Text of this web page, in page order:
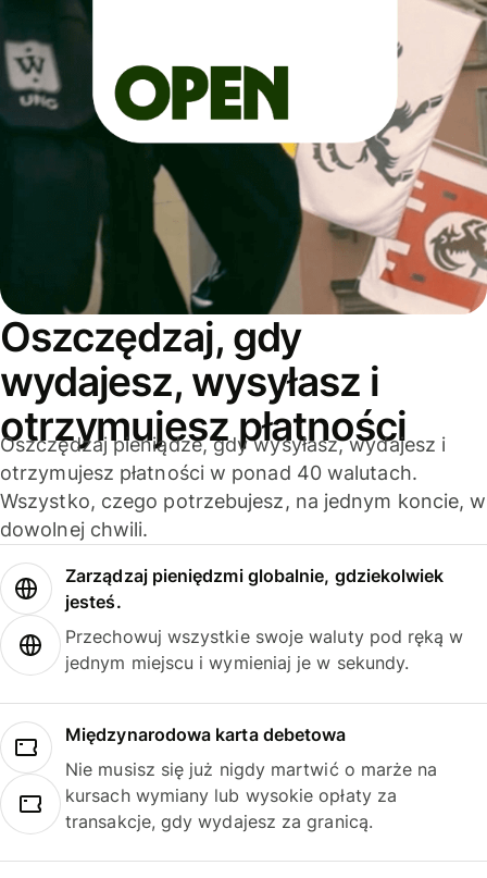
Oszczędzaj, gdy
wydajesz, wysyłasz i
otrzymujesz płatności
Oszczędzaj pieniądze, gdy wysyłasz, wydajesz i
otrzymujesz płatności w ponad 40 walutach.
Wszystko, czego potrzebujesz, na jednym koncie, w
dowolnej chwili.
Zarządzaj pieniędzmi globalnie, gdziekolwiek
jesteś.
Przechowuj wszystkie swoje waluty pod ręką w
jednym miejscu i wymieniaj je w sekundy.
Międzynarodowa karta debetowa
Nie musisz się już nigdy martwić o marże na
kursach wymiany lub wysokie opłaty za
transakcje, gdy wydajesz za granicą.